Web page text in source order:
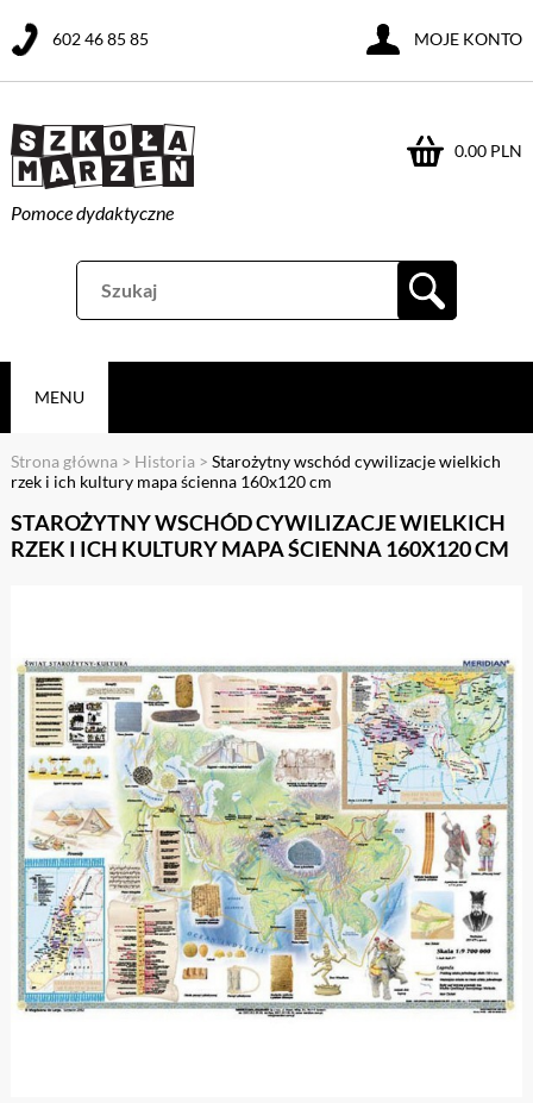
Pomoce dydaktyczne
0.00 PLN
602 46 85 85 MOJE KONTO
MENU
Strona główna > Historia > Starożytny wschód cywilizacje wielkich
rzek i ich kultury mapa ścienna 160x120 cm
STAROŻYTNY WSCHÓD CYWILIZACJE WIELKICH
RZEK I ICH KULTURY MAPA ŚCIENNA 160X120 CM